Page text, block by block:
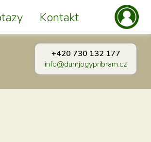
Kontakt
+420 730 132 177
info@dumjogypribram.cz